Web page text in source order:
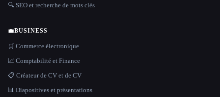
🔍 SEO et recherche de mots clés
💼BUSINESS
🛒 Commerce électronique
📈 Comptabilité et Finance
📋 Créateur de CV et de CV
📊 Diapositives et présentations